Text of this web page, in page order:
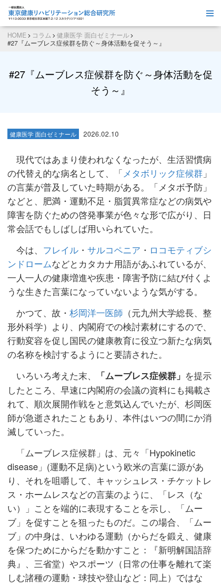
HOME コラム
健康医学 面白ゼミナール
#27『ムーブレス症候群を防ぐ～身体活動を促そう～』
#27『ムーブレス症候群を防ぐ～身体活動を促
そう～』
健康医学 面白ゼミナール 2026.02.10
現代ではあまり使われなくなったが、生活習慣病
の代替え的な病名として、「メタボリック症候群 」
の言葉が普及していた時期がある。「メタボ予防」
などと、肥満・運動不足・脂質異常症などの病気や
障害を防ぐための啓発事業が色々な形で広がり、日
常会話でもしばしば用いられていた。
今は、 フレイル ・ サルコペニア ・ ロコモティブシ
ンドロームなどとカタカナ用語があふれているが、
一人一人の健康増進や疾患・障害予防に結び付くよ
うな生きた言葉になっていないような気がする。
かつて、故・ 杉岡洋一医師 （元九州大学総長、整
形外科学）より、内閣府での検討素材にするので、
行動変容を促し国民の健康教育に役立つ新たな病気
の名称を検討するようにと要請された。
いろいろ考えた末、
「ムーブレス症候群」 を提示
したところ、早速に内閣府の会議の資料にも掲載さ
れて、順次展開作戦をと意気込んでいたが、杉岡医
師が急逝されたこともあり、本件はいつの間にか消
滅していった。
「ムーブレス症候群」は、元々「Hypokinetic
disease」(運動不足病)という欧米の言葉に源があ
り、それを咀嚼して、キャッシュレス・チケットレ
ス・ホームレスなどの言葉のように、「レス（な
い）」ことを端的に表現することを示し、「ムー
ブ」を促すことを狙ったものだ。この場合、「ムー
ブ」の中身は、いわゆる運動（からだを鍛え、健康
を保つためにからだを動かすこと：『新明解国語辞
典』、三省堂）やスポーツ（日常の仕事を離れて楽
しむ諸種の運動・球技や登山など：同上）ではな